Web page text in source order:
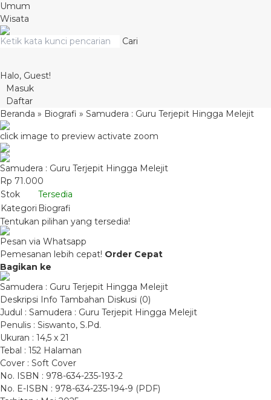
Umum
Wisata
Cari
Halo, Guest!
Masuk
Daftar
Beranda » Biografi » Samudera : Guru Terjepit Hingga Melejit
click image to preview activate zoom
Samudera : Guru Terjepit Hingga Melejit
Rp 71.000
Stok
Tersedia
Kategori Biografi
Tentukan pilihan yang tersedia!
Pesan via Whatsapp
Pemesanan lebih cepat! Order Cepat
Bagikan ke
Samudera : Guru Terjepit Hingga Melejit
Deskripsi Info Tambahan Diskusi (0)
Judul : Samudera : Guru Terjepit Hingga Melejit
Penulis : Siswanto, S.Pd.
Ukuran : 14,5 x 21
Tebal : 152 Halaman
Cover : Soft Cover
No. ISBN : 978-634-235-193-2
No. E-ISBN : 978-634-235-194-9 (PDF)